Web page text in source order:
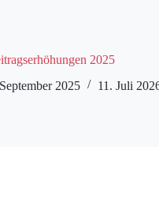
2025
2025
11. Juli